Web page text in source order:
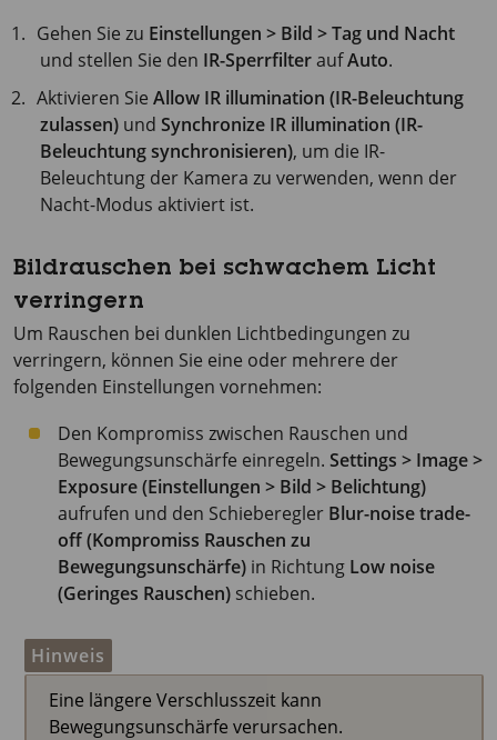
Gehen Sie zu Einstellungen > Bild > Tag und Nacht
und stellen Sie den IR-SperrfilteraufAuto.
Aktivieren SieAllow IR illumination (IR-Beleuchtung
zulassen) und Synchronize IR illumination (IR-
Beleuchtung synchronisieren), um die IR-
Beleuchtung der Kamera zu verwenden, wenn der
Nacht-Modus aktiviert ist.
Bildrauschen bei schwachem Licht
verringern
Um Rauschen bei dunklen Lichtbedingungen zu
verringern, können Sie eine oder mehrere der
folgenden Einstellungen vornehmen:
Den Kompromiss zwischen Rauschen und
Bewegungsunschärfe einregeln. Settings > Image >
Exposure (Einstellungen > Bild > Belichtung)
aufrufen und den Schieberegler Blur-noise trade-
off (Kompromiss Rauschen zu
Bewegungsunschärfe) in Richtung Low noise
(Geringes Rauschen) schieben.
Hinweis
Eine längere Verschlusszeit kann
Bewegungsunschärfe verursachen.